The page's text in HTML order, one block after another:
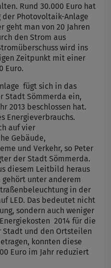
Rund 30.000 Euro hat
Photovoltaik-Anlage
man von 20 Jahren
den Strom aus
wird ins
Zeitpunkt mit einer
Euro.
fügt sich in das
Stadt Sömmerda ein,
2013 beschlossen hat.
Energieverbrauchs.
auf vier
Gebäude,
und Verkehr, so Peter
der Stadt Sömmerda.
diesem Leitbild heraus
gehört unter anderem
in der
LED. Das bedeutet nicht
sondern auch weniger
2014 für die
und den Ortsteilen
konnten diese
Euro im Jahr reduziert